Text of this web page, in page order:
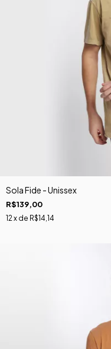
Sola Fide - Unissex
R$139,00
12 x de R$14,14